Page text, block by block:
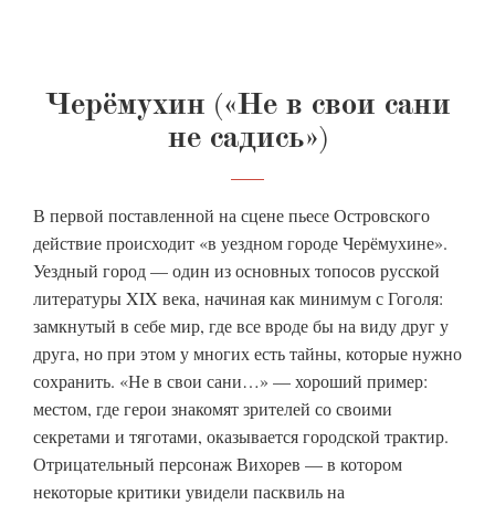
Черёмухин («Не в свои сани
не садись»)
В первой поставленной на сцене пьесе Островского
действие происходит «в уездном городе Черёмухине».
Уездный город — один из основных топосов русской
литературы XIX века, начиная как минимум с Гоголя:
замкнутый в себе мир, где все вроде бы на виду друг у
друга, но при этом у многих есть тайны, которые нужно
сохранить. «Не в свои сани…» — хороший пример:
местом, где герои знакомят зрителей со своими
секретами и тяготами, оказывается городской трактир.
Отрицательный персонаж Вихорев — в котором
некоторые критики увидели пасквиль на